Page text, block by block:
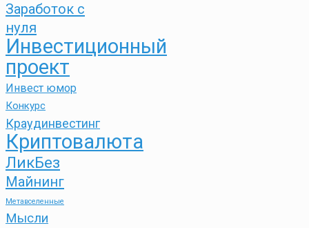
Заработок с
нуля
Инвестиционный
проект
Инвест юмор
Конкурс
Краудинвестинг
Криптовалюта
ЛикБез
Майнинг
Метавселенные
Мысли